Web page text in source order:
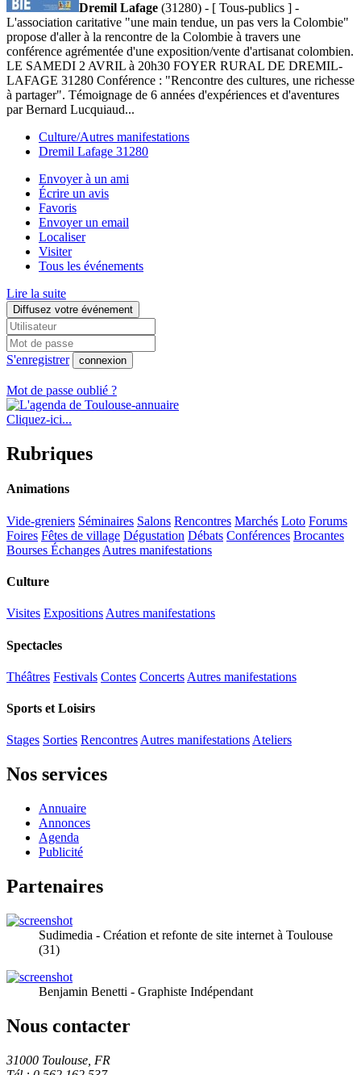
Dremil Lafage (31280) - [ Tous-publics ] -
L'association caritative "une main tendue, un pas vers la Colombie"
propose d'aller à la rencontre de la Colombie à travers une
conférence agrémentée d'une exposition/vente d'artisanat colombien.
LE SAMEDI 2 AVRIL à 20h30 FOYER RURAL DE DREMIL-
LAFAGE 31280 Conférence : "Rencontre des cultures, une richesse
à partager". Témoignage de 6 années d'expériences et d'aventures
par Bernard Lucquiaud...
Culture/Autres manifestations
Dremil Lafage 31280
Envoyer à un ami
Écrire un avis
Favoris
Envoyer un email
Localiser
Visiter
Tous les événements
Lire la suite
Diffusez votre événement
S'enregistrer connexion
Mot de passe oublié ?
Cliquez-ici...
Rubriques
Animations
Vide-greniers Séminaires Salons Rencontres Marchés Loto Forums
Foires Fêtes de village Dégustation Débats Conférences Brocantes
Bourses Échanges Autres manifestations
Culture
Visites Expositions Autres manifestations
Spectacles
Théâtres Festivals Contes Concerts Autres manifestations
Sports et Loisirs
Stages Sorties Rencontres Autres manifestations Ateliers
Nos services
Annuaire
Annonces
Agenda
Publicité
Partenaires
Sudimedia - Création et refonte de site internet à Toulouse
(31)
Benjamin Benetti - Graphiste Indépendant
Nous contacter
31000 Toulouse, FR